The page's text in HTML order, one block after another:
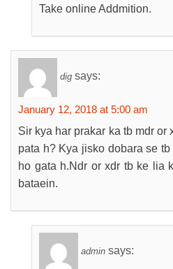
Take online Addmition.
dig says:
January 12, 2018 at 5:00 am
Sir kya har prakar ka tb mdr or
pata h? Kya jisko dobara se
ho gata h.Ndr or xdr tb ke lia
bataein.
admin says: